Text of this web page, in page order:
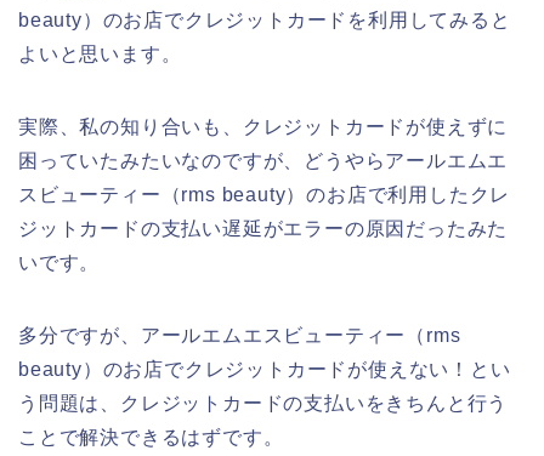
beauty）のお店でクレジットカードを利用してみると
よいと思います。
実際、私の知り合いも、クレジットカードが使えずに
困っていたみたいなのですが、どうやらアールエムエ
スビューティー（rms beauty）のお店で利用したクレ
ジットカードの支払い遅延がエラーの原因だったみた
いです。
多分ですが、アールエムエスビューティー（rms
beauty）のお店でクレジットカードが使えない！とい
う問題は、クレジットカードの支払いをきちんと行う
ことで解決できるはずです。